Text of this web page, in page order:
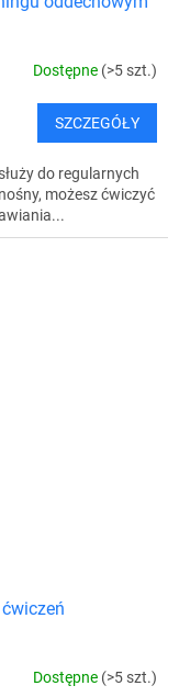
Dostępne (>5 szt.)
SZCZEGÓŁY
do regularnych
możesz ćwiczyć
Dostępne (>5 szt.)